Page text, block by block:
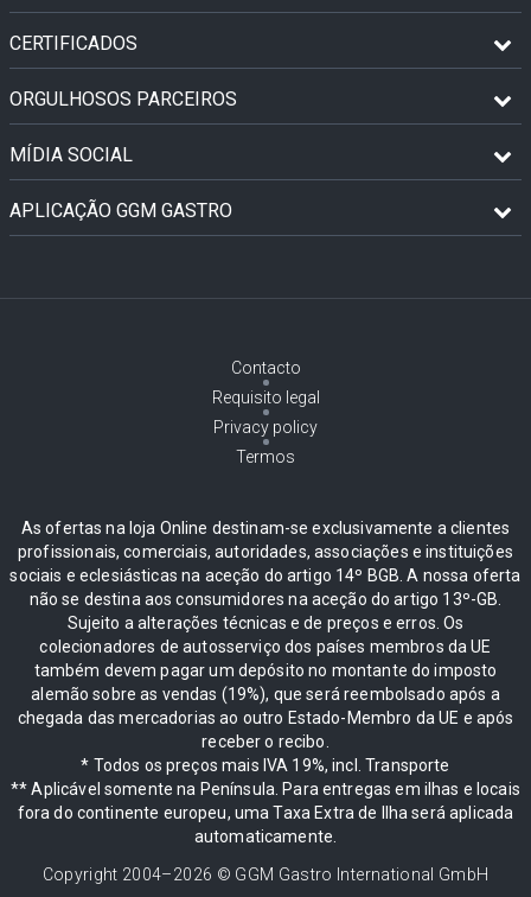
CERTIFICADOS
ORGULHOSOS PARCEIROS
MÍDIA SOCIAL
APLICAÇÃO GGM GASTRO
Contacto
Requisito legal
Privacy policy
Termos
As ofertas na loja Online destinam-se exclusivamente a clientes
profissionais, comerciais, autoridades, associações e instituições
sociais e eclesiásticas na aceção do artigo 14º BGB. A nossa oferta
não se destina aos consumidores na aceção do artigo 13º-GB.
Sujeito a alterações técnicas e de preços e erros. Os
colecionadores de autosserviço dos países membros da UE
também devem pagar um depósito no montante do imposto
alemão sobre as vendas (19%), que será reembolsado após a
chegada das mercadorias ao outro Estado-Membro da UE e após
receber o recibo.
* Todos os preços mais IVA 19%, incl. Transporte
** Aplicável somente na Península. Para entregas em ilhas e locais
fora do continente europeu, uma Taxa Extra de Ilha será aplicada
automaticamente.
Copyright 2004–2026 © GGM Gastro International GmbH